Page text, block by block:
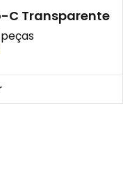
C Transparente